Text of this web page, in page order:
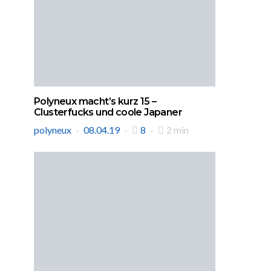
Polyneux macht’s kurz 15 –
Clusterfucks und coole Japaner
polyneux
08.04.19 8 2 min